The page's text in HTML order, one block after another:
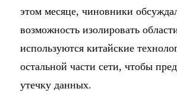
этом месяце, чиновники
возможность изолировать
используются китайские
остальной части сети, чтобы
утечку данных.